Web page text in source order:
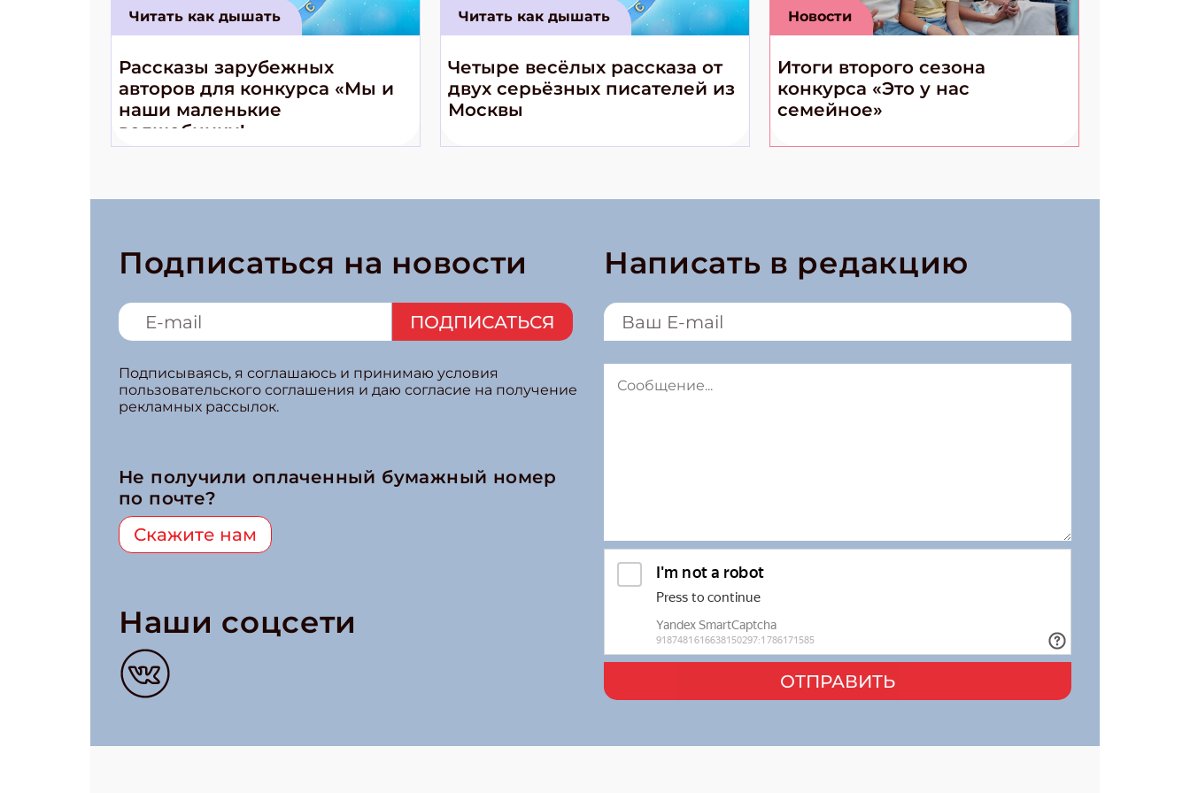
Читать как дышать
Рассказы зарубежных
авторов для конкурса «Мы и
наши маленькие
волшебники!»
Читать как дышать
Четыре весёлых рассказа от
двух серьёзных писателей из
Москвы
Новости
Итоги второго сезона
конкурса «Это у нас
семейное»
Подписаться на новости
ПОДПИСАТЬСЯ
Подписываясь, я соглашаюсь и принимаю условия
пользовательского соглашения и даю согласие на получение
рекламных рассылок.
Не получили оплаченный бумажный номер
по почте?
Скажите нам
Наши соцсети
Написать в редакцию
ОТПРАВИТЬ